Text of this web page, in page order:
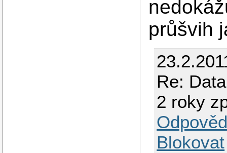
průšvih
Re:
2 roky
Blokovat